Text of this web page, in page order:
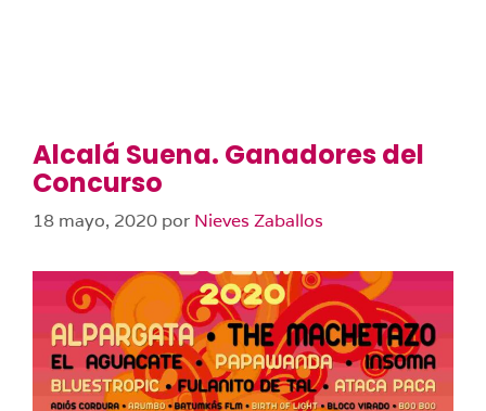
Alcalá Suena. Ganadores del
Concurso
18 mayo, 2020 por Nieves Zaballos